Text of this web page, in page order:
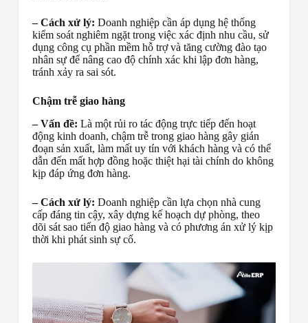
– Cách xử lý: Doanh nghiệp cần áp dụng hệ thống
kiểm soát nghiêm ngặt trong việc xác định nhu cầu, sử
dụng công cụ phần mềm hỗ trợ và tăng cường đào tạo
nhân sự để nâng cao độ chính xác khi lập đơn hàng,
tránh xảy ra sai sót.
Chậm trễ giao hàng
– Vấn đề: Là một rủi ro tác động trực tiếp đến hoạt
động kinh doanh, chậm trễ trong giao hàng gây gián
đoạn sản xuất, làm mất uy tín với khách hàng và có thể
dẫn đến mất hợp đồng hoặc thiệt hại tài chính do không
kịp đáp ứng đơn hàng.
– Cách xử lý: Doanh nghiệp cần lựa chọn nhà cung
cấp đáng tin cậy, xây dựng kế hoạch dự phòng, theo
dõi sát sao tiến độ giao hàng và có phương án xử lý kịp
thời khi phát sinh sự cố.